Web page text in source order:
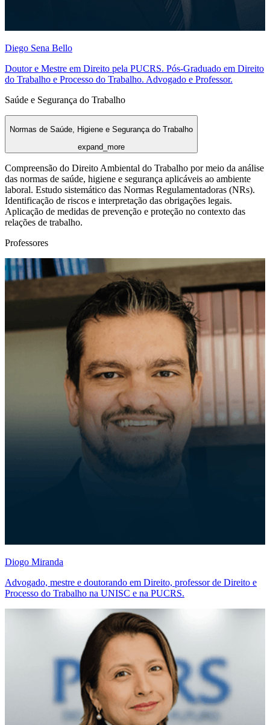
Diego Sena Bello
Doutor e Mestre em Direito pela PUCRS. Pós-Graduado em Direito
do Trabalho e Processo do Trabalho. Advogado e Professor.
Saúde e Segurança do Trabalho
Normas de Saúde, Higiene e Segurança do Trabalho
expand_more
Compreensão do Direito Ambiental do Trabalho por meio da análise
das normas de saúde, higiene e segurança aplicáveis ao ambiente
laboral. Estudo sistemático das Normas Regulamentadoras (NRs).
Identificação de riscos e interpretação das obrigações legais.
Aplicação de medidas de prevenção e proteção no contexto das
relações de trabalho.
Professores
Diogo Miranda
Advogado, mestre e doutorando em Direito, professor de Direito e
Processo do Trabalho na UNISC e na PUCRS.